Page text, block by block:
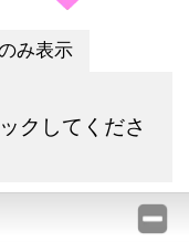
み表示
クしてくださ